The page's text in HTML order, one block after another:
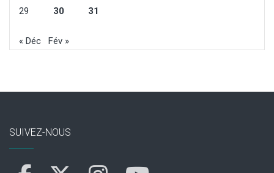
29
30 31
« Déc Fév »
SUIVEZ-NOUS